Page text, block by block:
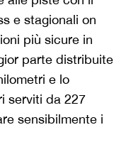
e stagionali on
più sicure in
parte distribuite
e lo
serviti da 227
sensibilmente i